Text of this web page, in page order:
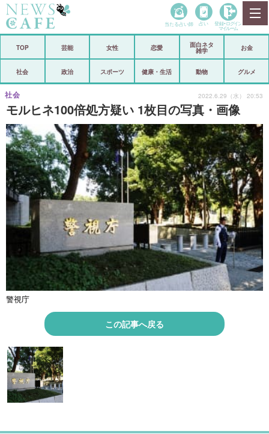
政治
芸能 スポーツ
恋愛 ビックリ
コメントポスト アリ／ナシ
リリース ショップ
登録・ログイン/マイルーム
当たる占い師 占い 登録• ログイン
マイルーム
TOP 芸能 女性 恋愛
面白ネタ
雑学
お金
社会 政治 スポーツ 健康・生活 動物 グルメ
モルヒネ100倍処方疑い 1枚目の写真・画像
社会 2022.6.29（水） 20:53
警視庁
この記事へ戻る